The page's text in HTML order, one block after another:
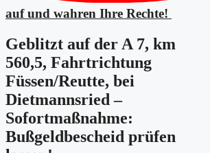
auf und wahren Ihre Rechte!
Geblitzt auf der A 7, km
560,5, Fahrtrichtung
Füssen/Reutte, bei
Dietmannsried –
Sofortmaßnahme:
Bußgeldbescheid prüfen